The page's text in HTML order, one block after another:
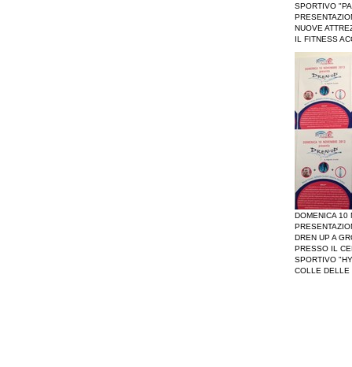
SPORTIVO
NUOVE
IL FITNESS
DOMENICA 10
DREN UP A
PRESSO IL
SPORTIVO
COLLE DELLE